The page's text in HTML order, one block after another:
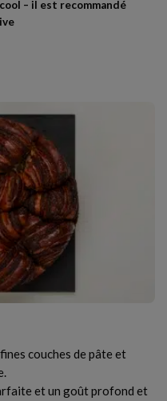
– il est recommandé
couches de pâte et
et un goût profond et